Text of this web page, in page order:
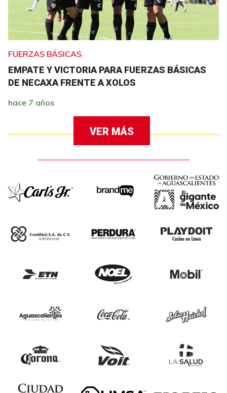
FUERZAS BÁSICAS
EMPATE Y VICTORIA PARA FUERZAS BÁSICAS
DE NECAXA FRENTE A XOLOS
hace 7 años
VER MÁS